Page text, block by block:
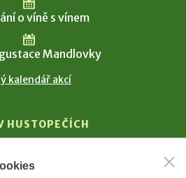
o víně s vínem
Mandlovky
kalendář akcí
HUSTOPEČÍCH
G. Masaryk